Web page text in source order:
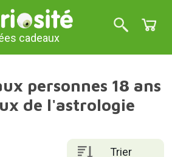
cadeaux
personnes 18 ans
de l'astrologie
Trier